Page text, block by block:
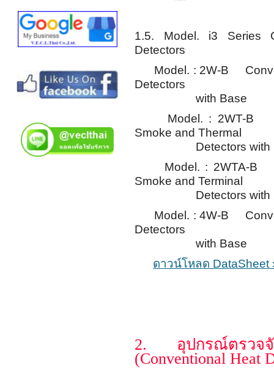
1.5. Model. i3 Series
Detectors
Model. : 2W-B
Detectors
with Base
Model. : 2WT-B
Smoke and Thermal
Detectors with
Model. : 2WTA-B
Smoke and Terminal
Detectors with 2-
Model. : 4W-B
Detectors
with Base
ดาวน์โหลด DataSheet
2. อุปกรณ์ตรวจ
(Conventional Heat